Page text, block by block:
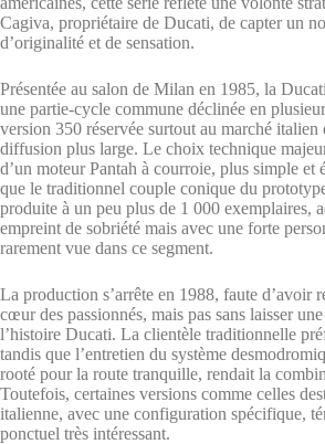
Cagiva, propriétaire de Ducati, de capter un
d’originalité et de sensation.
Présentée au salon de Milan en 1985, la
une partie-cycle commune déclinée en
version 350 réservée surtout au marché italien
diffusion plus large. Le choix technique
d’un moteur Pantah à courroie, plus simple et
que le traditionnel couple conique du
produite à un peu plus de 1 000 exemplaires,
empreint de sobriété mais avec une forte
rarement vue dans ce segment.
La production s’arrête en 1988, faute d’avoir
cœur des passionnés, mais pas sans laisser
l’histoire Ducati. La clientèle traditionnelle
tandis que l’entretien du système
rooté pour la route tranquille, rendait la
Toutefois, certaines versions comme celles
italienne, avec une configuration spécifique,
ponctuel très intéressant.